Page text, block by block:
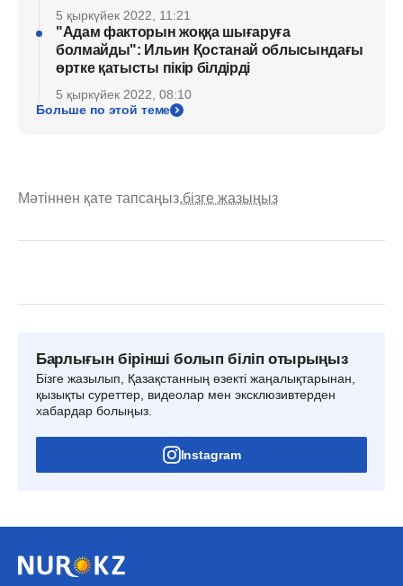
5 қыркүйек 2022, 11:21
"Адам факторын жоққа шығаруға
болмайды": Ильин Қостанай облысындағы
өртке қатысты пікір білдірді
5 қыркүйек 2022, 08:10
Больше по этой теме
Мәтіннен қате тапсаңыз,бізге жазыңыз
Барлығын бірінші болып біліп отырыңыз
Бізге жазылып, Қазақстанның өзекті жаңалықтарынан,
қызықты суреттер, видеолар мен эксклюзивтерден
хабардар болыңыз.
Instagram